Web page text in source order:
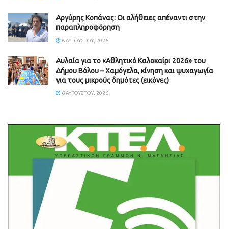
Aργύρης Κοπάνας: Οι αλήθειες απέναντι στην
παραπληροφόρηση
6 ΑΥΓΟΎΣΤΟΥ, 2026
Αυλαία για το «Αθλητικό Καλοκαίρι 2026» του
Δήμου Βόλου – Χαμόγελα, κίνηση και ψυχαγωγία
για τους μικρούς δημότες (εικόνες)
6 ΑΥΓΟΎΣΤΟΥ, 2026